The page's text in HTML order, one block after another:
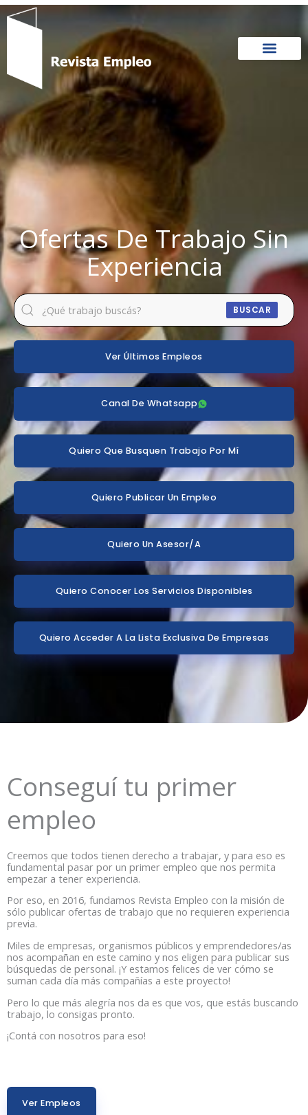
Ir
Ofertas De Trabajo Sin
Experiencia
BUSCAR
Ver Últimos Empleos
Canal De Whatsapp
Quiero Que Busquen Trabajo Por Mí
Quiero Publicar Un Empleo
Quiero Un Asesor/a
Quiero Conocer Los Servicios Disponibles
Quiero Acceder A La Lista Exclusiva De Empresas
Conseguí tu primer
empleo
Creemos que todos tienen derecho a trabajar, y para eso es
fundamental pasar por un primer empleo que nos permita
empezar a tener experiencia.
Por eso, en 2016, fundamos Revista Empleo con la misión de
sólo publicar ofertas de trabajo que no requieren experiencia
previa.
Miles de empresas, organismos públicos y emprendedores/as
nos acompañan en este camino y nos eligen para publicar sus
búsquedas de personal. ¡Y estamos felices de ver cómo se
suman cada día más compañías a este proyecto!
Pero lo que más alegría nos da es que vos, que estás buscando
trabajo, lo consigas pronto.
¡Contá con nosotros para eso!
Ver Empleos